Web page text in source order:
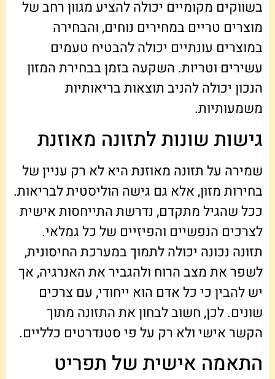
בשווקים מקומיים יכולה להציע מגוון רחב של
מוצרים טריים במחירים נוחים, והבחירה
במוצרים עונתיים יכולה להבטיח טעמים
עשירים וטריות. השקעה בזמן בבחירת המזון
הנכון יכולה להניב תוצאות בריאותיות
משמעותיות.
גישות שונות לתזונה מאוזנת
שמירה על תזונה מאוזנת היא לא רק עניין של
בחירות מזון, אלא גם גישה הוליסטית לבריאות.
ככל שהגיל מתקדם, נדרשת התייחסות אישית
לצרכים הנפשיים והפיזיים של כל גמלאי.
תזונה נכונה יכולה לתמוך במערכת החיסונית,
לשפר את מצב הרוח ולהגביר את האנרגיה, אך
יש להבין כי כל אדם הוא ייחודי, עם צרכים
שונים. לכן, חשוב לבחון את התזונה מתוך
הקשר אישי ולא רק על פי סטנדרטים כלליים.
התאמה אישית של תפריט